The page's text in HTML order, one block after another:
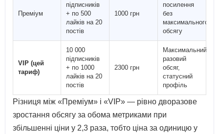
Преміум
підписників
+ по 500
лайків на 20
постів
1000 грн
посилення
без
максимального
обсягу
VIP (цей
тариф)
10 000
підписників
+ по 1000
лайків на 20
постів
2300 грн
Максимальний
разовий
обсяг,
статусний
профіль
Різниця між «Преміум» і «VIP» — рівно дворазове
зростання обсягу за обома метриками при
збільшенні ціни у 2,3 раза, тобто ціна за одиницю у